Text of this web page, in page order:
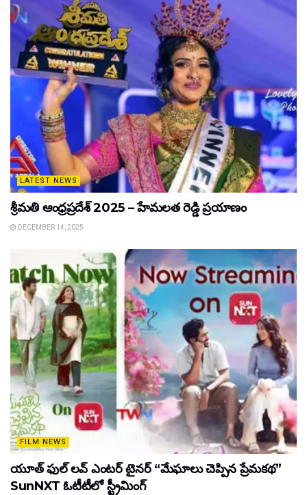
LATEST NEWS
శ్రీమతి ఆంధ్రప్రదేశ్ 2025 – హేమలత రెడ్డి ప్రయాణం
DECEMBER 14, 2025
FILM NEWS
యూత్ ఫుల్ లవ్ ఎంటర్ టైనర్ “మేఘాలు చెప్పిన ప్రేమకథ”
SunNXT ఓటీటీలో స్ట్రీమింగ్